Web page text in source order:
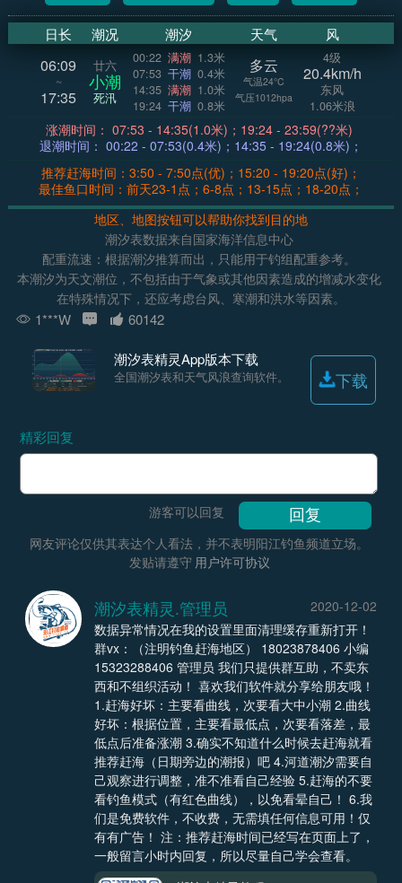
日长 潮况 潮汐 天气 风
06:09
~
17:35
廿六
小潮
死汛
00:22 满潮 1.3米
07:53 干潮 0.4米
14:35 满潮 1.0米
19:24 干潮 0.8米
多云
气温24°C
气压1012hpa
4级
20.4km/h
东风
1.06米浪
涨潮时间： 07:53 - 14:35(1.0米)；19:24 - 23:59(??米)
退潮时间： 00:22 - 07:53(0.4米)；14:35 - 19:24(0.8米)；
推荐赶海时间：3:50 - 7:50点(优)；15:20 - 19:20点(好)；
最佳鱼口时间：前天23-1点；6-8点；13-15点；18-20点；
地区、地图按钮可以帮助你找到目的地
潮汐表数据来自国家海洋信息中心
配重流速：根据潮汐推算而出，只能用于钓组配重参考。
本潮汐为天文潮位，不包括由于气象或其他因素造成的增减水变化
在特殊情况下，还应考虑台风、寒潮和洪水等因素。
1***W 60142
潮汐表精灵App版本下载
全国潮汐表和天气风浪查询软件。 下载
精彩回复
游客可以回复
网友评论仅供其表达个人看法，并不表明阳江钓鱼频道立场。
发贴请遵守 用户许可协议
潮汐表精灵.管理员
2020-12-02
数据异常情况在我的设置里面清理缓存重新打开！
群vx：（注明钓鱼赶海地区） 18023878406 小编
15323288406 管理员 我们只提供群互助，不卖东
西和不组织活动！ 喜欢我们软件就分享给朋友哦！
1.赶海好坏：主要看曲线，次要看大中小潮 2.曲线
好坏：根据位置，主要看最低点，次要看落差，最
低点后准备涨潮 3.确实不知道什么时候去赶海就看
推荐赶海（日期旁边的潮报）吧 4.河道潮汐需要自
己观察进行调整，准不准看自己经验 5.赶海的不要
看钓鱼模式（有红色曲线），以免看晕自己！ 6.我
们是免费软件，不收费，无需填任何信息可用！仅
有有广告！ 注：推荐赶海时间已经写在页面上了，
一般留言小时内回复，所以尽量自己学会查看。